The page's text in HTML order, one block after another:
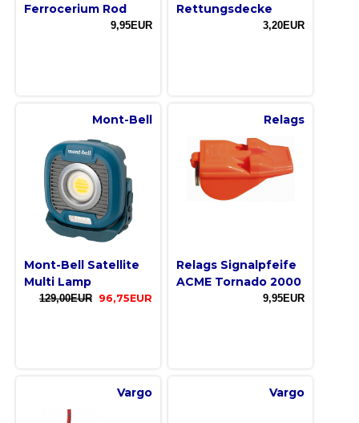
Ferrocerium Rod
9,95EUR
Rettungsdecke
3,20EUR
Mont-Bell
Mont-Bell Satellite
Multi Lamp
129,00EUR 96,75EUR
Relags
Relags Signalpfeife
ACME Tornado 2000
9,95EUR
Vargo Vargo